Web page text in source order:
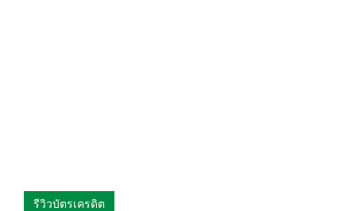
รีวิวบัตรเครดิต